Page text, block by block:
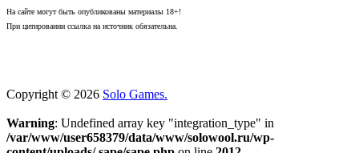
На сайте могут быть опубликованы материалы 18+!
При цитировании ссылка на источник обязательна.
Copyright © 2026 Solo Games.
Warning: Undefined array key "integration_type" in
/var/www/user658379/data/www/solowool.ru/wp-